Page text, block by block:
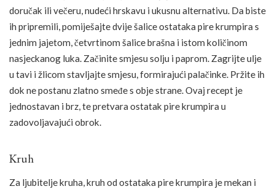
doručak ili večeru, nudeći hrskavu i ukusnu alternativu. Da biste
ih pripremili, pomiješajte dvije šalice ostataka pire krumpira s
jednim jajetom, četvrtinom šalice brašna i istom količinom
nasjeckanog luka. Začinite smjesu solju i paprom. Zagrijte ulje
u tavi i žlicom stavljajte smjesu, formirajući palačinke. Pržite ih
dok ne postanu zlatno smeđe s obje strane. Ovaj recept je
jednostavan i brz, te pretvara ostatak pire krumpira u
zadovoljavajući obrok.
Kruh
Za ljubitelje kruha, kruh od ostataka pire krumpira je mekan i